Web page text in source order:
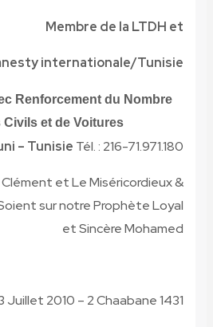
Membre
d’Amnesty
Siège Policier Avec Renforcement
d’Agents Civils et de
Hend Harouni – Tunisie
Au Nom d’Allah Le Clément et Le
la Prière et la Paix Soient sur notre
et
Tunis le 13 Juillet 2010 – 2